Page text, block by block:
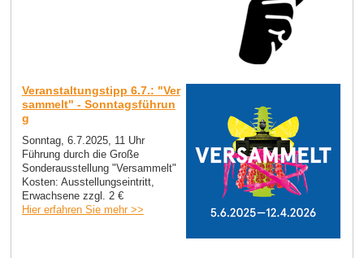
Veranstaltungstipp 6.7.: "Ver
sammelt" - Sonntagsführun
g
Sonntag, 6.7.2025, 11 Uhr
Führung durch die Große
Sonderausstellung "Versammelt"
Kosten: Ausstellungseintritt,
Erwachsene zzgl. 2 €
Hier erfahren Sie mehr >>